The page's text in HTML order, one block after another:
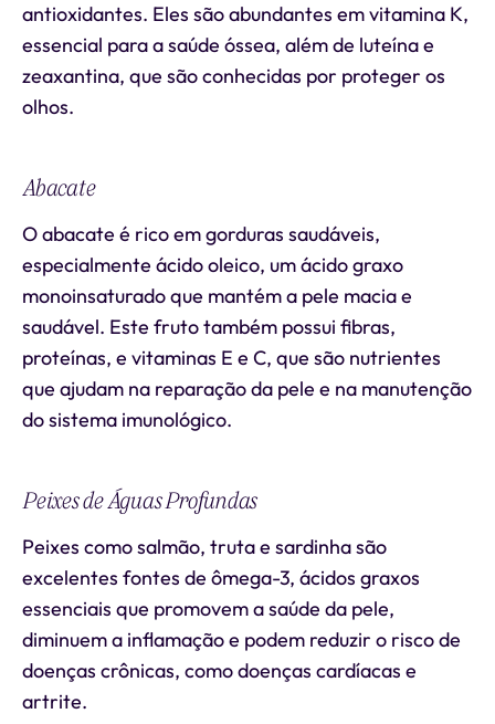
antioxidantes. Eles são abundantes em vitamina K,
essencial para a saúde óssea, além de luteína e
zeaxantina, que são conhecidas por proteger os
olhos.
Abacate
O abacate é rico em gorduras saudáveis,
especialmente ácido oleico, um ácido graxo
monoinsaturado que mantém a pele macia e
saudável. Este fruto também possui fibras,
proteínas, e vitaminas E e C, que são nutrientes
que ajudam na reparação da pele e na manutenção
do sistema imunológico.
Peixes de Águas Profundas
Peixes como salmão, truta e sardinha são
excelentes fontes de ômega-3, ácidos graxos
essenciais que promovem a saúde da pele,
diminuem a inflamação e podem reduzir o risco de
doenças crônicas, como doenças cardíacas e
artrite.